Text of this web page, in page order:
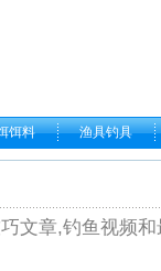
饵料 渔具钓具
文章,钓鱼视频